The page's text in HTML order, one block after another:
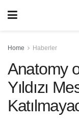
Home Haberler
Anatomy
Yıldızı